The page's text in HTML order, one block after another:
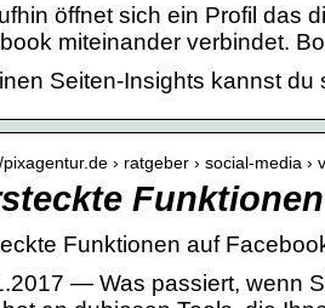
öffnet sich ein Profil das
miteinander verbindet.
Seiten-Insights kannst
› ratgeber › social-media ›
Funktionen auf
— Was passiert, wenn